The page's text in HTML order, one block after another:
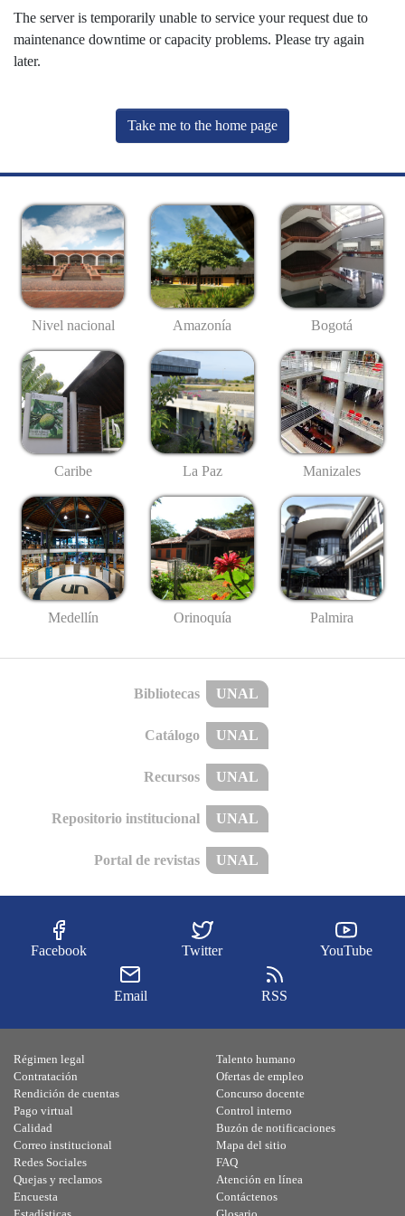
The server is temporarily unable to service your request due to
maintenance downtime or capacity problems. Please try again
later.
Take me to the home page
Nivel nacional Amazonía Bogotá
Caribe La Paz Manizales
Medellín Orinoquía Palmira
Bibliotecas UNAL
Catálogo UNAL
Recursos UNAL
Repositorio institucional UNAL
Portal de revistas UNAL
Facebook Twitter YouTube
Email RSS
Régimen legal
Contratación
Rendición de cuentas
Pago virtual
Calidad
Talento humano
Ofertas de empleo
Concurso docente
Control interno
Buzón de notificaciones
Correo institucional
Redes Sociales
Quejas y reclamos
Encuesta
Mapa del sitio
FAQ
Atención en línea
Contáctenos